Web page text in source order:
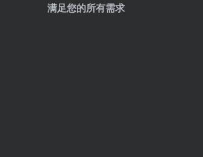
满足您的所有需求